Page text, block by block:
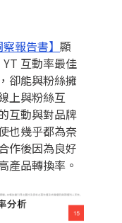
報告書】 顯
互動率最佳
卻能與粉絲擁
上與粉絲互
互動與對品牌
也幾乎都為奈
作後因為良好
產品轉換率。